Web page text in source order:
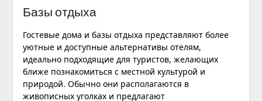
Базы отдыха
Гостевые дома и базы отдыха представляют более
уютные и доступные альтернативы отелям,
идеально подходящие для туристов, желающих
ближе познакомиться с местной культурой и
природой. Обычно они располагаются в
живописных уголках и предлагают